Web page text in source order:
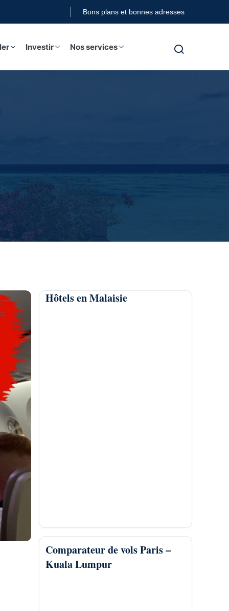
Bons plans et bonnes adresses
Investir Nos services
Hôtels en Malaisie
Comparateur de vols Paris –
Kuala Lumpur